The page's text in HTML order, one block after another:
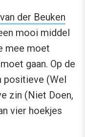
der Beuken
mooi middel
mee moet
gaan. Op de
positieve (Wel
zin (Niet Doen,
vier hoekjes